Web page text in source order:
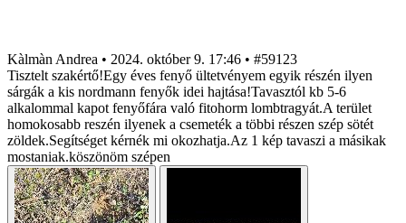
Kàlmàn Andrea • 2024. október 9. 17:46 • #59123
Tisztelt szakértő!Egy éves fenyő ültetvényem egyik részén ilyen
sárgák a kis nordmann fenyők idei hajtása!Tavasztól kb 5-6
alkalommal kapot fenyőfára való fitohorm lombtragyát.A terület
homokosabb reszén ilyenek a csemeték a többi részen szép sötét
zöldek.Segítséget kérnék mi okozhatja.Az 1 kép tavaszi a másikak
mostaniak.köszönöm szépen